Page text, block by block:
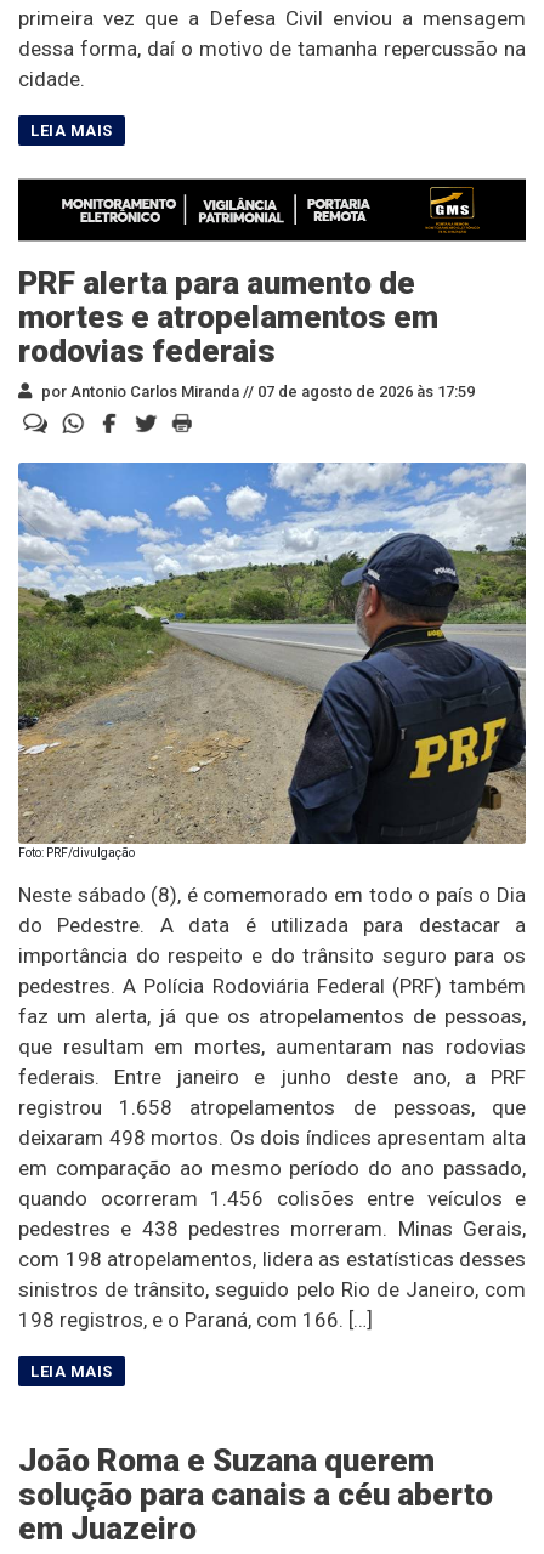
primeira vez que a Defesa Civil enviou a mensagem
dessa forma, daí o motivo de tamanha repercussão na
cidade.
PRF alerta para aumento de
mortes e atropelamentos em
rodovias federais
por Antonio Carlos Miranda // 07 de agosto de 2026 às 17:59
Foto: PRF/divulgação
Neste sábado (8), é comemorado em todo o país o Dia
do Pedestre. A data é utilizada para destacar a
importância do respeito e do trânsito seguro para os
pedestres. A Polícia Rodoviária Federal (PRF) também
faz um alerta, já que os atropelamentos de pessoas,
que resultam em mortes, aumentaram nas rodovias
federais. Entre janeiro e junho deste ano, a PRF
registrou 1.658 atropelamentos de pessoas, que
deixaram 498 mortos. Os dois índices apresentam alta
em comparação ao mesmo período do ano passado,
quando ocorreram 1.456 colisões entre veículos e
pedestres e 438 pedestres morreram. Minas Gerais,
com 198 atropelamentos, lidera as estatísticas desses
sinistros de trânsito, seguido pelo Rio de Janeiro, com
198 registros, e o Paraná, com 166. […]
João Roma e Suzana querem
solução para canais a céu aberto
em Juazeiro